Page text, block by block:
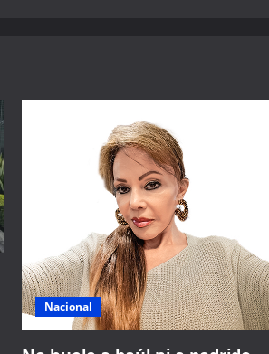
Nacional